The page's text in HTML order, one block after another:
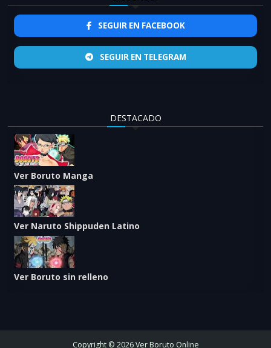
SEGUIR EN FACEBOOK
SEGUIR EN TELEGRAM
DESTACADO
Ver Boruto Manga
Ver Naruto Shippuden Latino
Ver Boruto sin relleno
Copyright © 2026 Ver Boruto Online